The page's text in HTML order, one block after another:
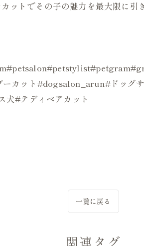
ットでその子の魅力を最大限に引
カット#dogsalon_arun#ドッグ
犬#テディベアカット
一覧に戻る
関連タグ